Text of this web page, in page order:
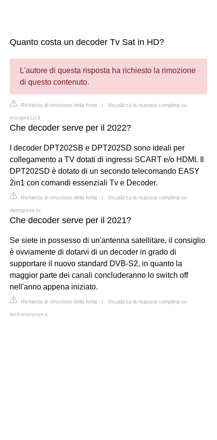
Quanto costa un decoder Tv Sat in HD?
L'autore di questa risposta ha richiesto la rimozione
di questo contenuto.
Richiesta di rimozione della fonte | Visualizza la risposta completa su
trovaprezzi.it
Che decoder serve per il 2022?
I decoder DPT202SB e DPT202SD sono ideali per
collegamento a TV dotati di ingressi SCART e/o HDMI. Il
DPT202SD è dotato di un secondo telecomando EASY
2in1 con comandi essenziali Tv e Decoder.
Richiesta di rimozione della fonte | Visualizza la risposta completa su
diprogress.tv
Che decoder serve per il 2021?
Se siete in possesso di un'antenna satellitare, il consiglio
è ovviamente di dotarvi di un decoder in grado di
supportare il nuovo standard DVB-S2, in quanto la
maggior parte dei canali concluderanno lo switch off
nell'anno appena iniziato.
Richiesta di rimozione della fonte | Visualizza la risposta completa su
tech.everyeye.it